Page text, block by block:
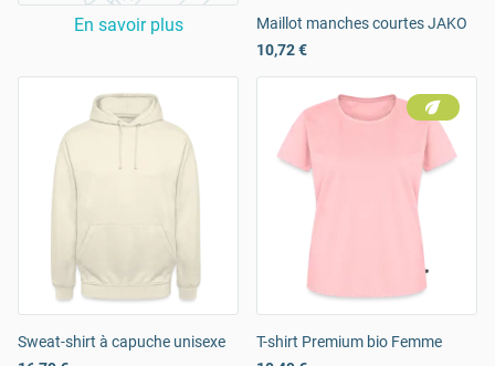
En savoir plus
Maillot manches courtes JAKO
10,72 €
Sweat-shirt à capuche unisexe
T-shirt Premium bio Femme